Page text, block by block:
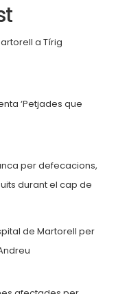
a Tírig
‘Petjades que
per defecacions,
durant el cap de
de Martorell per